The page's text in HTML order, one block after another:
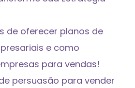
de oferecer planos de
e como
para vendas!
persuasão para vender